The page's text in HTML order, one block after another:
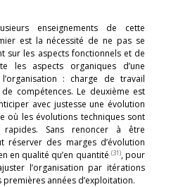
enseignements de cette
est la nécessité de ne pas se
sur les aspects fonctionnels et de
les aspects organiques d’une
: charge de travail
compétences. Le deuxième est
avec justesse une évolution
où les évolutions techniques sont
Sans renoncer à être
réserver des marges d’évolution
en qualité qu’en quantité (31), pour
l’organisation par itérations
premières années d’exploitation.